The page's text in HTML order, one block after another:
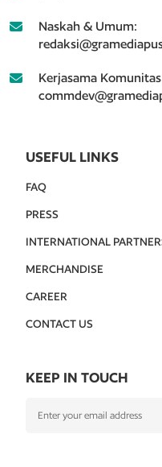
Naskah & Umum:
Kerjasama
USEFUL LINKS
FAQ
PRESS
INTERNATIONAL
MERCHANDISE
CAREER
CONTACT US
KEEP IN TOUCH